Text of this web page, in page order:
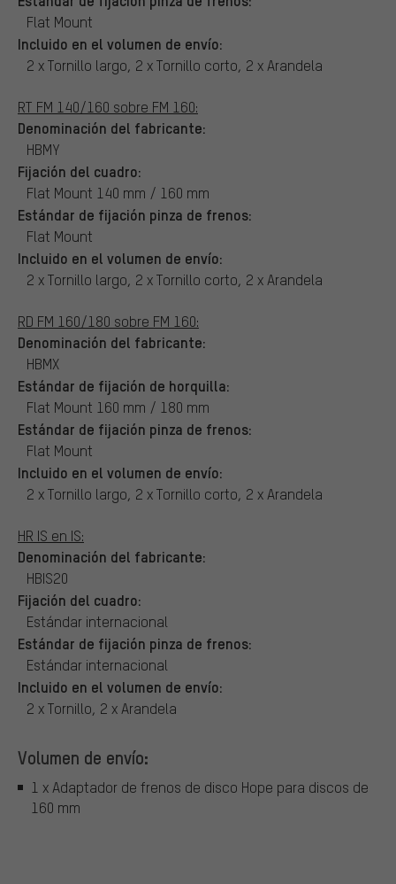
Flat Mount
Incluido en el volumen de envío:
2 x Tornillo largo, 2 x Tornillo corto, 2 x Arandela
RT FM 140/160 sobre FM 160:
Denominación del fabricante:
HBMY
Fijación del cuadro:
Flat Mount 140 mm / 160 mm
Estándar de fijación pinza de frenos:
Flat Mount
Incluido en el volumen de envío:
2 x Tornillo largo, 2 x Tornillo corto, 2 x Arandela
RD FM 160/180 sobre FM 160:
Denominación del fabricante:
HBMX
Estándar de fijación de horquilla:
Flat Mount 160 mm / 180 mm
Estándar de fijación pinza de frenos:
Flat Mount
Incluido en el volumen de envío:
2 x Tornillo largo, 2 x Tornillo corto, 2 x Arandela
HR IS en IS:
Denominación del fabricante:
HBIS20
Fijación del cuadro:
Estándar internacional
Estándar de fijación pinza de frenos:
Estándar internacional
Incluido en el volumen de envío:
2 x Tornillo, 2 x Arandela
Volumen de envío:
1 x Adaptador de frenos de disco Hope para discos de
160 mm